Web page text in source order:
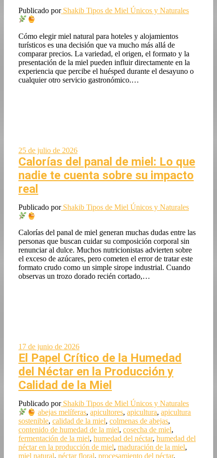
Publicado porShakib Tipos de Miel Únicos y Naturales
Cómo elegir miel natural para hoteles y alojamientos
turísticos es una decisión que va mucho más allá de
comparar precios. La variedad, el origen, el formato y la
presentación de la miel pueden influir directamente en la
experiencia que percibe el huésped durante el desayuno o
cualquier otro servicio gastronómico.…
25 de julio de 2026
Calorías del panal de miel: Lo que
nadie te cuenta sobre su impacto
real
Publicado porShakib Tipos de Miel Únicos y Naturales
Calorías del panal de miel generan muchas dudas entre las
personas que buscan cuidar su composición corporal sin
renunciar al dulce. Muchos nutricionistas advierten sobre
el exceso de azúcares, pero cometen el error de tratar este
formato crudo como un simple sirope industrial. Cuando
observas un trozo dorado recién cortado,…
17 de junio de 2026
El Papel Crítico de la Humedad
del Néctar en la Producción y
Calidad de la Miel
Publicado porShakib Tipos de Miel Únicos y Naturales
abejas melíferas,apicultores,apicultura,apicultura
sostenible, calidad de la miel, colmenas de abejas,
contenido de humedad de la miel, cosecha de miel,
fermentación de la miel, humedad del néctar, humedad del
néctar en la producción de miel, maduración de la miel,
miel natural, néctar floral, procesamiento del néctar,